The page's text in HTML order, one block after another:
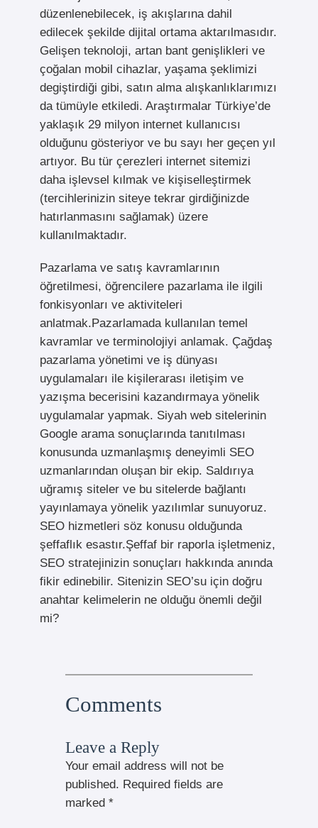
düzenlenebilecek, iş akışlarına dahil
edilecek şekilde dijital ortama aktarılmasıdır.
Gelişen teknoloji, artan bant genişlikleri ve
çoğalan mobil cihazlar, yaşama şeklimizi
degiştirdiği gibi, satın alma alışkanlıklarımızı
da tümüyle etkiledi. Araştırmalar Türkiye’de
yaklaşık 29 milyon internet kullanıcısı
olduğunu gösteriyor ve bu sayı her geçen yıl
artıyor. Bu tür çerezleri internet sitemizi
daha işlevsel kılmak ve kişiselleştirmek
(tercihlerinizin siteye tekrar girdiğinizde
hatırlanmasını sağlamak) üzere
kullanılmaktadır.
Pazarlama ve satış kavramlarının
öğretilmesi, öğrencilere pazarlama ile ilgili
fonkisyonları ve aktiviteleri
anlatmak.Pazarlamada kullanılan temel
kavramlar ve terminolojiyi anlamak. Çağdaş
pazarlama yönetimi ve iş dünyası
uygulamaları ile kişilerarası iletişim ve
yazışma becerisini kazandırmaya yönelik
uygulamalar yapmak. Siyah web sitelerinin
Google arama sonuçlarında tanıtılması
konusunda uzmanlaşmış deneyimli SEO
uzmanlarından oluşan bir ekip. Saldırıya
uğramış siteler ve bu sitelerde bağlantı
yayınlamaya yönelik yazılımlar sunuyoruz.
SEO hizmetleri söz konusu olduğunda
şeffaflık esastır.Şeffaf bir raporla işletmeniz,
SEO stratejinizin sonuçları hakkında anında
fikir edinebilir. Sitenizin SEO’su için doğru
anahtar kelimelerin ne olduğu önemli değil
mi?
Comments
Leave a Reply
Your email address will not be
published. Required fields are
marked *